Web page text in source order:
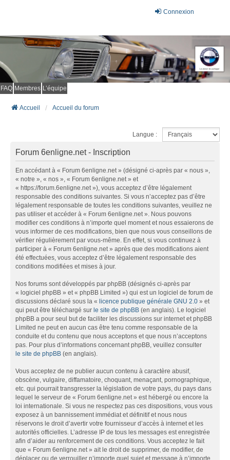
Connexion
FAQ Membres L’équipe
Accueil Accueil du forum
Langue :
Forum 6enligne.net - Inscription
En accédant à « Forum 6enligne.net » (désigné ci-après par « nous »,
« notre », « nos », « Forum 6enligne.net » et
« https://forum.6enligne.net »), vous acceptez d’être légalement
responsable des conditions suivantes. Si vous n’acceptez pas d’être
légalement responsable de toutes les conditions suivantes, veuillez ne
pas utiliser et accéder à « Forum 6enligne.net ». Nous pouvons
modifier ces conditions à n’importe quel moment et nous essaierons de
vous informer de ces modifications, bien que nous vous conseillons de
vérifier régulièrement par vous-même. En effet, si vous continuez à
participer à « Forum 6enligne.net » après que des modifications aient
été effectuées, vous acceptez d’être légalement responsable des
conditions modifiées et mises à jour.
Nos forums sont développés par phpBB (désignés ci-après par
« logiciel phpBB » et « phpBB Limited ») qui est un logiciel de forum de
discussions déclaré sous la « licence publique générale GNU 2.0 » et
qui peut être téléchargé sur le site de phpBB (en anglais). Le logiciel
phpBB a pour seul but de faciliter les discussions sur internet et phpBB
Limited ne peut en aucun cas être tenu comme responsable de la
conduite et du contenu que nous acceptons et que nous n’acceptons
pas. Pour plus d’informations concernant phpBB, veuillez consulter
le site de phpBB (en anglais).
Vous acceptez de ne publier aucun contenu à caractère abusif,
obscène, vulgaire, diffamatoire, choquant, menaçant, pornographique,
etc. qui pourrait transgresser la législation de votre pays, du pays dans
lequel le serveur de « Forum 6enligne.net » est hébergé ou encore la
loi internationale. Si vous ne respectez pas ces dispositions, vous vous
exposez à un bannissement immédiat et définitif et nous nous
réservons le droit d’avertir votre fournisseur d’accès à internet et les
autorités officielles. L’adresse IP de tous les messages est enregistrée
afin d’aider au renforcement de ces conditions. Vous acceptez le fait
que « Forum 6enligne.net » ait le droit de supprimer, de modifier, de
déplacer ou de verrouiller n’importe quel sujet et message à n’importe